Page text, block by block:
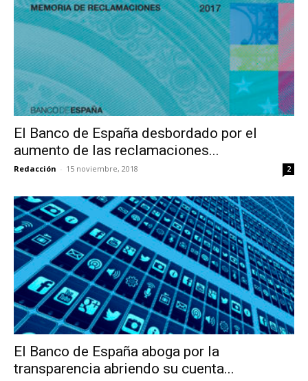
El Banco de España desbordado por el
aumento de las reclamaciones...
Redacción - 15 noviembre, 2018 2
El Banco de España aboga por la
transparencia abriendo su cuenta...